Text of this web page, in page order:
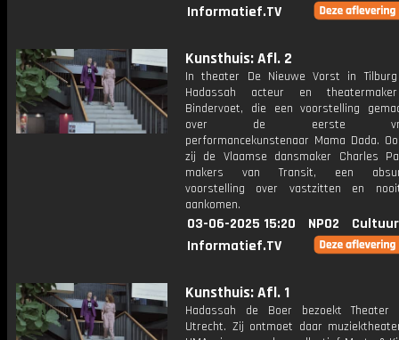
Informatief.TV
Kunsthuis: Afl. 2
In theater De Nieuwe Vorst in
Hadassah acteur en
Bindervoet, die een voorstelling
over de eerste
performancekunstenaar Mama Dada.
zij de Vlaamse dansmaker Charles
makers van Transit, een
voorstelling over vastzitten en
aankomen.
03-06-2025 15:20 NPO2
Informatief.TV
Kunsthuis: Afl. 1
Hadassah de Boer bezoekt Theater
Utrecht. Zij ontmoet daar